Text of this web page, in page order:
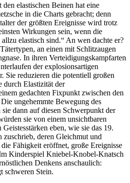
elastischen Beinen hat eine
in die Charts gebracht; denn
der größten Ereignisse wird trotz
Wirkungen sein, wenn die
elastisch sind.“ An wen dachte er?
an einen mit Schlitzaugen
In ihren Verteidigungskampfarten
der explosionsartigen
Sie reduzieren die potentiell großen
durch Elastizität der
gedachten Fixpunkt zwischen den
ungehemmte Bewegung des
dann auf diesen Schwerpunkt der
sie von einem unsichtbaren
eben, wie sie das 19.
zuschrieb, deren Gleichmut und
Fähigkeit eröffnet, große Ereignisse
Kinderspiel Kniebel-Knobel-Knatsch
Denkens anschaulich:
schweren Stein.